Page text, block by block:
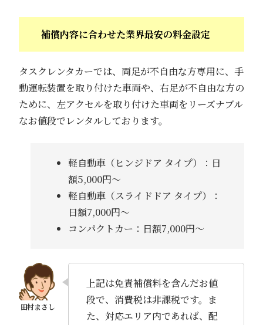
補償内容に合わせた業界最安の料金設定
タスクレンタカーでは、両足が不自由な方専用に、手
動運転装置を取り付けた車両や、右足が不自由な方の
ために、左アクセルを取り付けた車両をリーズナブル
なお値段でレンタルしております。
軽自動車（ヒンジドア タイプ）：日
額5,000円～
軽自動車（スライドドア タイプ）：
日額7,000円～
コンパクトカー：日額7,000円～
上記は免責補償料を含んだお値
段で、消費税は非課税です。ま
た、対応エリア内であれば、配